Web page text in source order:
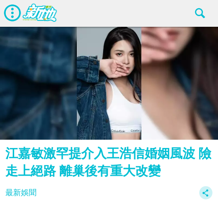
江嘉敏激罕提介入王浩信婚姻風波 險
走上絕路 離巢後有重大改變
最新娛聞